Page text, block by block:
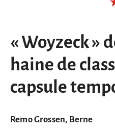
« Woyzeck »
haine de
capsule
Remo Grossen, Berne